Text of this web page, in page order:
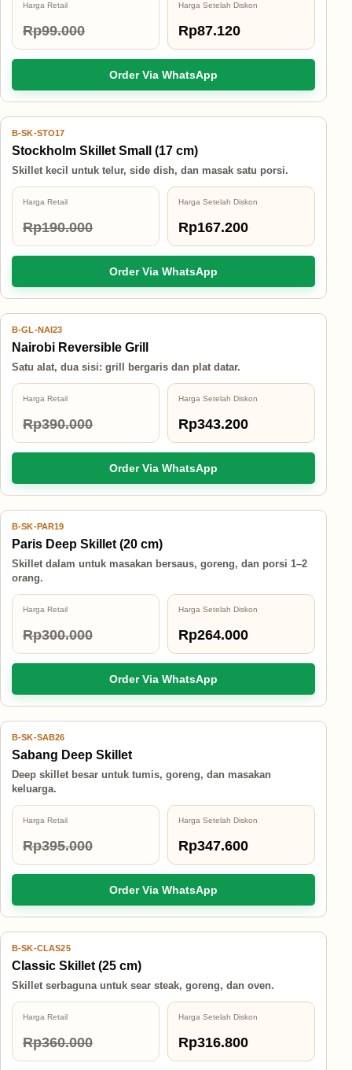
Harga Retail
Rp99.000
Harga Setelah Diskon
Rp87.120
Order Via WhatsApp
12% OFF
B-SK-STO17
Stockholm Skillet Small (17 cm)
Skillet kecil untuk telur, side dish, dan masak satu porsi.
Harga Retail
Rp190.000
Harga Setelah Diskon
Rp167.200
Order Via WhatsApp
12% OFF
B-GL-NAI23
Nairobi Reversible Grill
Satu alat, dua sisi: grill bergaris dan plat datar.
Harga Retail
Rp390.000
Harga Setelah Diskon
Rp343.200
Order Via WhatsApp
12% OFF
B-SK-PAR19
Paris Deep Skillet (20 cm)
Skillet dalam untuk masakan bersaus, goreng, dan porsi 1–2
orang.
Harga Retail
Rp300.000
Harga Setelah Diskon
Rp264.000
Order Via WhatsApp
12% OFF
B-SK-SAB26
Sabang Deep Skillet
Deep skillet besar untuk tumis, goreng, dan masakan
keluarga.
Harga Retail
Rp395.000
Harga Setelah Diskon
Rp347.600
Order Via WhatsApp
12% OFF
B-SK-CLAS25
Classic Skillet (25 cm)
Skillet serbaguna untuk sear steak, goreng, dan oven.
Harga Retail
Rp360.000
Harga Setelah Diskon
Rp316.800